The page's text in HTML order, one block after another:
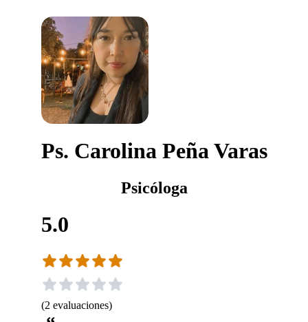
Ps. Carolina Peña Varas
Psicóloga
5.0
(2 evaluaciones)